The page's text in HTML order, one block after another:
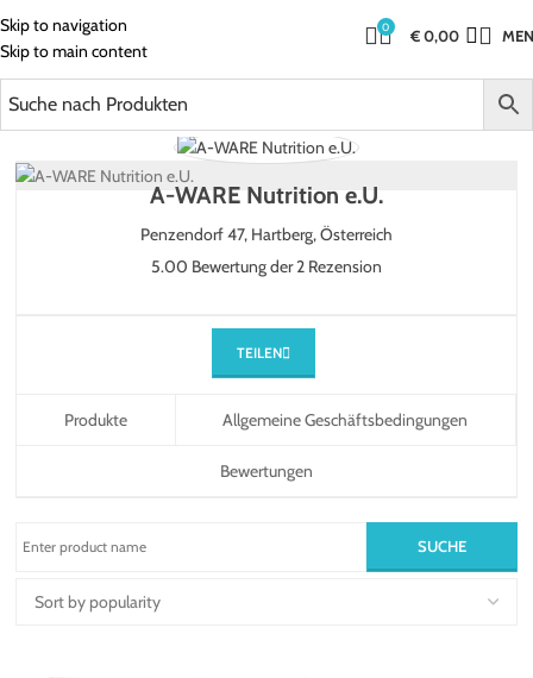
Skip to navigation
Skip to main content
0 €0,00
A-WARE Nutrition e.U.
Penzendorf 47, Hartberg,Österreich
5.00 Bewertung der 2 Rezension
TEILEN
Produkte Allgemeine Geschäftsbedingungen
Bewertungen